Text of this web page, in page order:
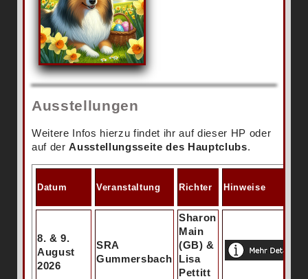
Ausstellungen
Weitere Infos hierzu findet ihr auf dieser HP oder
auf derAusstellungsseite des Hauptclubs.
Datum Veranstaltung Richter Hinweise
8. & 9.
August
2026
SRA
Gummersbach
Sharon
Main
(GB) &
Lisa
Pettitt